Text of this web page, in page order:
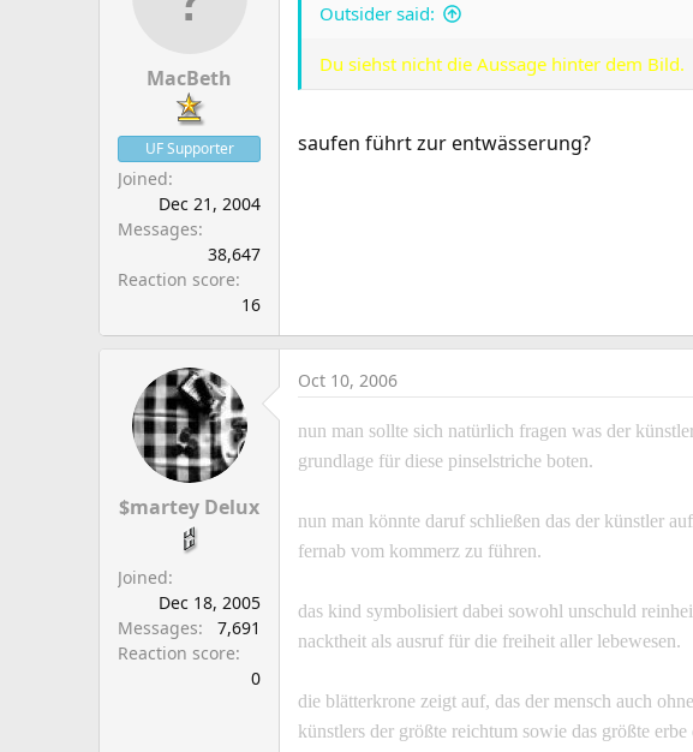
MacBeth
UF Supporter
Joined
Dec 21, 2004
Messages
38,647
Reaction score
16
Outsider said:
Du siehst nicht die Aussage hinter dem Bild.
saufen führt zur entwässerung?
$martey Delux
Joined
Dec 18, 2005
Messages
7,691
Reaction score
0
Oct 10, 2006
nun man sollte sich natürlich fragen was der
grundlage für diese pinselstriche boten.
nun man könnte daruf schließen das der künstler
fernab vom kommerz zu führen.
das kind symbolisiert dabei sowohl unschuld
nacktheit als ausruf für die freiheit aller lebewesen.
die blätterkrone zeigt auf, das der mensch auch
künstlers der größte reichtum sowie das größte erbe